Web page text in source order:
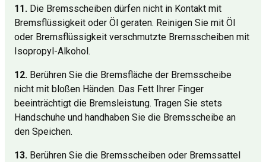
11. Die Bremsscheiben dürfen nicht in Kontakt mit
Bremsflüssigkeit oder Öl geraten. Reinigen Sie mit Öl
oder Bremsflüssigkeit verschmutzte Bremsscheiben mit
Isopropyl-Alkohol.
12. Berühren Sie die Bremsfläche der Bremsscheibe
nicht mit bloßen Händen. Das Fett Ihrer Finger
beeinträchtigt die Bremsleistung. Tragen Sie stets
Handschuhe und handhaben Sie die Bremsscheibe an
den Speichen.
13. Berühren Sie die Bremsscheiben oder Bremssattel